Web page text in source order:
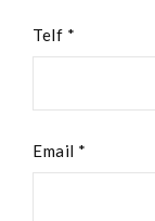
Telf *
Email *